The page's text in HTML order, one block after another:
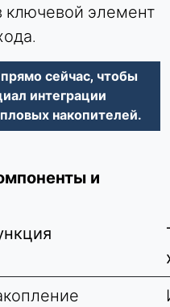
ключевой элемент
сейчас, чтобы
интеграции
накопителей.
и